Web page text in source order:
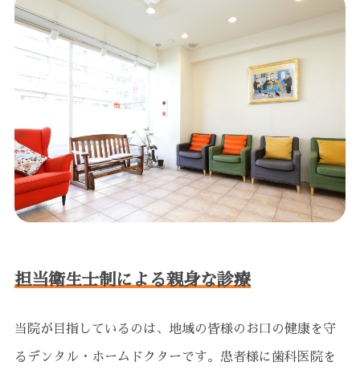
担当衛生士制による親身な診療
当院が目指しているのは、地域の皆様のお口の健康を守
るデンタル・ホームドクターです。患者様に歯科医院を